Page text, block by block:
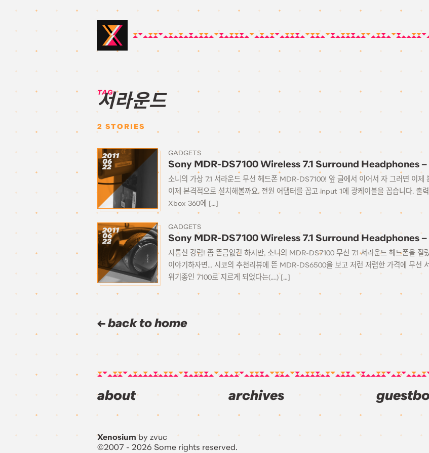
TAG:
서라운드
2 STORIES
2011
06
22
GADGETS
Sony MDR-DS7100 Wireless 7.1 Surround Headphones –
소니의 가상 7.1 서라운드 무선 헤드폰 MDR-DS7100! 앞 글에서 이어서 자 그러면 이
이제 본격적으로 설치해볼까요. 전원 어댑터를 꼽고 input 1에 광케이블을 꼽습니다. 출
Xbox 360에 […]
2011
06
22
GADGETS
Sony MDR-DS7100 Wireless 7.1 Surround Headphones –
지름신 강림! 좀 뜬금없긴 하지만, 소니의 MDR-DS7100 무선 7.1 서라운드 헤드폰을 질
이야기하자면… 시코의 추천리뷰에 뜬 MDR-DS6500을 보고 저런 저렴한 가격에 무선
위기종인 7100로 지르게 되었다는(….) […]
back to home
about archives
Xenosiumby zvuc
©2007 - 2026 Some rights reserved.